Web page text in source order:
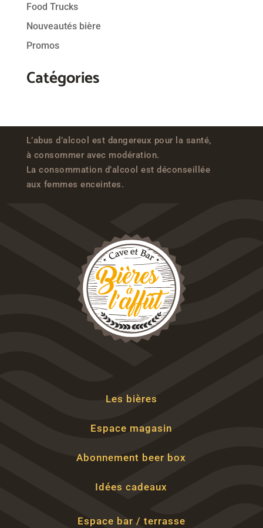
Food Trucks
Nouveautés bière
Promos
Catégories
L’abus d’alcool est dangereux pour la santé,
à consommer avec modération.
La consommation d’alcool est déconseillée
aux femmes enceintes.
Les bières
Espace magasin
Abonnement beer box
Idées cadeaux
Espace bar / terrasse